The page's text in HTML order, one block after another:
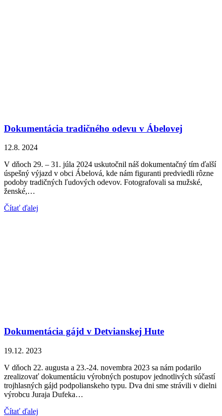
Dokumentácia tradičného odevu v Ábelovej
12.8. 2024
V dňoch 29. – 31. júla 2024 uskutočnil náš dokumentačný tím ďalší
úspešný výjazd v obci Ábelová, kde nám figuranti predviedli rôzne
podoby tradičných ľudových odevov. Fotografovali sa mužské,
ženské,…
Čítať ďalej
Dokumentácia gájd v Detvianskej Hute
19.12. 2023
V dňoch 22. augusta a 23.-24. novembra 2023 sa nám podarilo
zrealizovať dokumentáciu výrobných postupov jednotlivých súčastí
trojhlasných gájd podpolianskeho typu. Dva dni sme strávili v dielni
výrobcu Juraja Dufeka…
Čítať ďalej